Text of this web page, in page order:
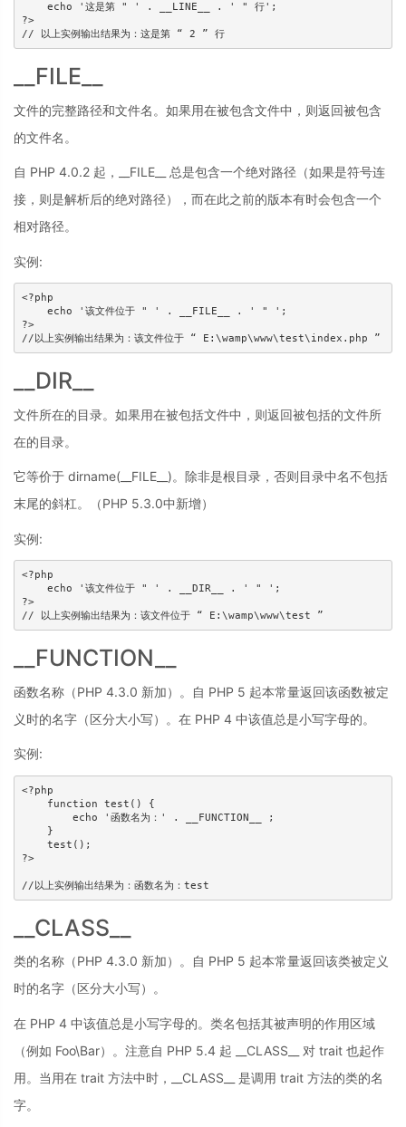
    echo '这是第 " ' . __LINE__ . ' " 行';
?>
// 以上实例输出结果为：这是第 “ 2 ” 行
__FILE__
文件的完整路径和文件名。如果用在被包含文件中，则返回被包含
的文件名。
自 PHP 4.0.2 起，__FILE__ 总是包含一个绝对路径（如果是符号连
接，则是解析后的绝对路径），而在此之前的版本有时会包含一个
相对路径。
实例:
<?php
    echo '该文件位于 " ' . __FILE__ . ' " ';
?>
//以上实例输出结果为：该文件位于 “ E:\wamp\www\test\index.php ”
__DIR__
文件所在的目录。如果用在被包括文件中，则返回被包括的文件所
在的目录。
它等价于 dirname(__FILE__)。除非是根目录，否则目录中名不包括
末尾的斜杠。（PHP 5.3.0中新增）
实例:
<?php
    echo '该文件位于 " ' . __DIR__ . ' " ';
?>
// 以上实例输出结果为：该文件位于 “ E:\wamp\www\test ”
__FUNCTION__
函数名称（PHP 4.3.0 新加）。自 PHP 5 起本常量返回该函数被定
义时的名字（区分大小写）。在 PHP 4 中该值总是小写字母的。
实例:
<?php
    function test() {
        echo '函数名为：' . __FUNCTION__ ;
    }
    test();
?>
//以上实例输出结果为：函数名为：test
__CLASS__
类的名称（PHP 4.3.0 新加）。自 PHP 5 起本常量返回该类被定义
时的名字（区分大小写）。
在 PHP 4 中该值总是小写字母的。类名包括其被声明的作用区域
（例如 Foo\Bar）。注意自 PHP 5.4 起 __CLASS__ 对 trait 也起作
用。当用在 trait 方法中时，__CLASS__ 是调用 trait 方法的类的名
字。